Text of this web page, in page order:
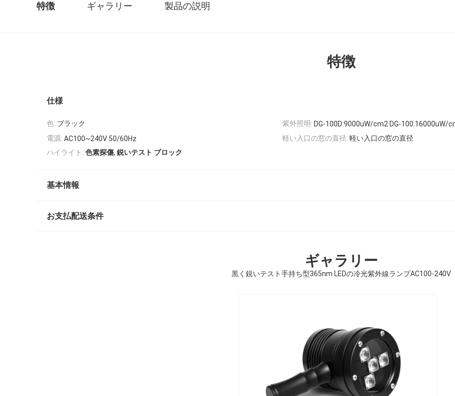
特徴 ギャラリー 製品の説明
特徴
仕様
色: ブラック 紫外照明: DG-100D:9000uW/cm2 DG-100:16000uW/
電源: AC100~240V 50/60Hz 軽い入口の窓の直径: 軽い入口の窓の直径
ハイライト: 色素探傷, 鋭いテスト ブロック
基本情報
お支払配送条件
ギャラリー
黒く鋭いテスト手持ち型365nm LEDの冷光紫外線ランプAC100-240V